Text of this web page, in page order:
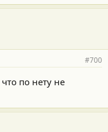
#700
по нету не